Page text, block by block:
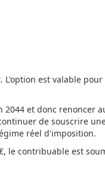
L'option est valable
et donc renoncer
de souscrire
réel d'imposition.
le contribuable est